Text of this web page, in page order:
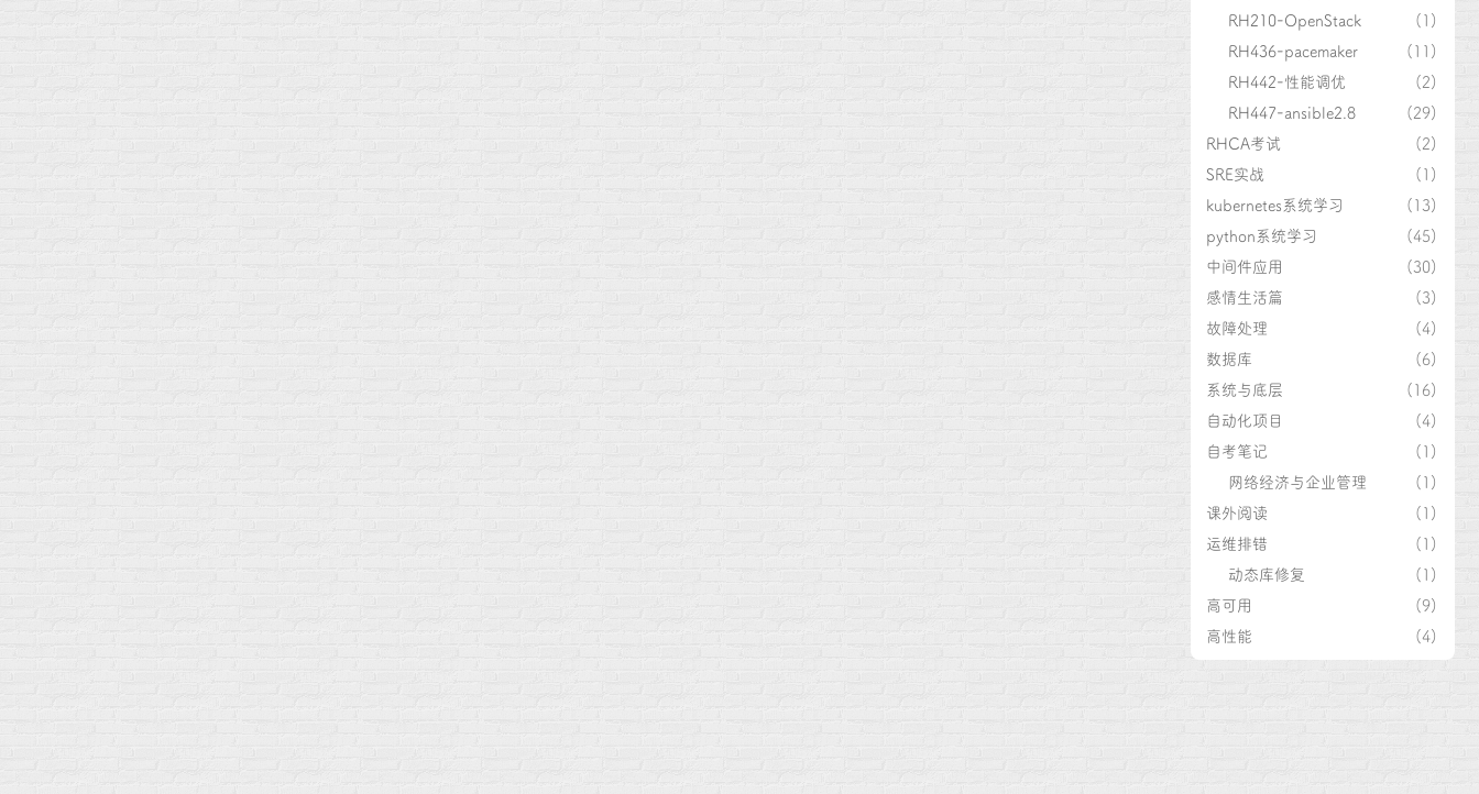
RH210-OpenStack
(1)
RH436-pacemaker
(11)
RH442-性能调优
(2)
RH447-ansible2.8
(29)
RHCA考试
(2)
SRE实战
(1)
kubernetes系统学习
(13)
python系统学习
(45)
中间件应用
(30)
感情生活篇
(3)
故障处理
(4)
数据库
(6)
系统与底层
(16)
自动化项目
(4)
自考笔记
(1)
网络经济与企业管理
(1)
课外阅读
(1)
运维排错
(1)
动态库修复
(1)
高可用
(9)
高性能
(4)